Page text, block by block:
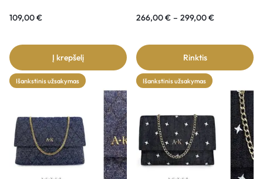
109,00€
Į krepšelį
266,00€ – 299,00€
Rinktis
Išankstinis užsakymas Išankstinis užsakymas